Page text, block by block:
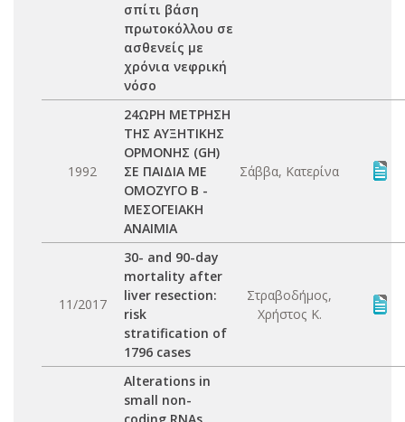
σπίτι βάση
πρωτοκόλλου σε
ασθενείς με
χρόνια νεφρική
νόσο
1992
24ΩΡΗ ΜΕΤΡΗΣΗ
ΤΗΣ ΑΥΞΗΤΙΚΗΣ
ΟΡΜΟΝΗΣ (GH)
ΣΕ ΠΑΙΔΙΑ ΜΕ
ΟΜΟΖΥΓΟ Β -
ΜΕΣΟΓΕΙΑΚΗ
ΑΝΑΙΜΙΑ
Σάββα, Κατερίνα
11/2017
30- and 90-day
mortality after
liver resection:
risk
stratification of
1796 cases
Στραβοδήμος,
Χρήστος Κ.
Alterations in
small non-